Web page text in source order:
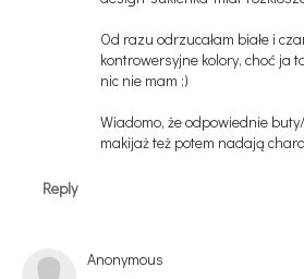
Od razu odrzucałam białe i
kontrowersyjne kolory, choć ja
nic nie mam ;)
Wiadomo, że odpowiednie
makijaż też potem nadają
Reply
Anonymous